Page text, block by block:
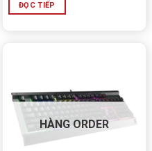
ĐỌC TIẾP
HÀNG ORDER